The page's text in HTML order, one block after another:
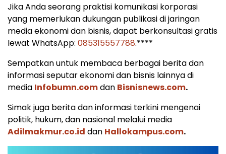
Jika Anda seorang praktisi komunikasi korporasi
yang memerlukan dukungan publikasi di jaringan
media ekonomi dan bisnis, dapat berkonsultasi gratis
lewat WhatsApp: 085315557788.****
Sempatkan untuk membaca berbagai berita dan
informasi seputar ekonomi dan bisnis lainnya di
media Infobumn.comdan Bisnisnews.com.
Simak juga berita dan informasi terkini mengenai
politik, hukum, dan nasional melalui media
Adilmakmur.co.id dan Hallokampus.com.